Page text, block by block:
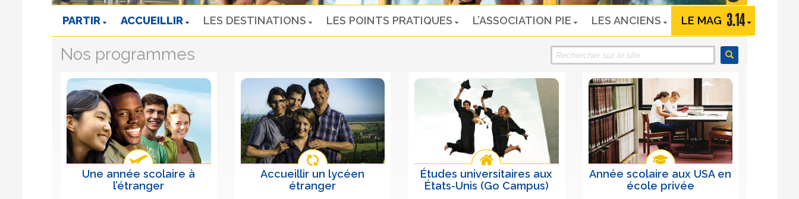
PARTIR ACCUEILLIR LES DESTINATIONS LES POINTS PRATIQUES L’ASSOCIATION PIE LES ANCIENS LE MAG
Nos programmes
Une année scolaire à
l’étranger
Accueillir un lycéen
étranger
Études universitaires aux
États-Unis (Go Campus)
Année scolaire aux USA en
école privée